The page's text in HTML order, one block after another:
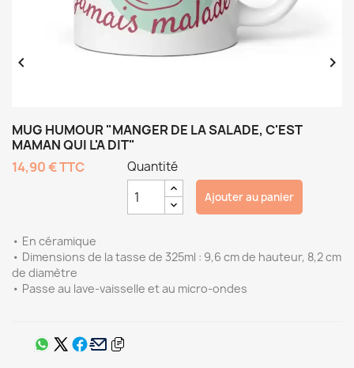
 
MUG HUMOUR "MANGER DE LA SALADE, C'EST
MAMAN QUI L'A DIT"
14,90 €TTC
• En céramique
• Dimensions de la tasse de 325ml : 9,6 cm de hauteur, 8,2 cm
de diamètre
• Passe au lave-vaisselle et au micro-ondes
Quantité
Ajouter au panier